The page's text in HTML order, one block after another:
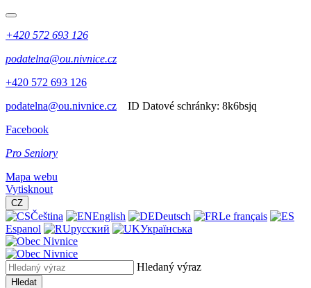
+420 572 693 126
podatelna@ou.nivnice.cz
+420 572 693 126
podatelna@ou.nivnice.cz
ID Datové schránky: 8k6bsjq
Facebook
Pro Seniory
Mapa webu
Vytisknout
CZ
Čeština English Deutsch
Le français
Espanol
русский Українська
Hledaný výraz
Hledat